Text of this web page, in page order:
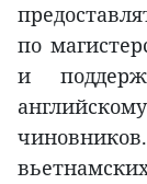
по
и